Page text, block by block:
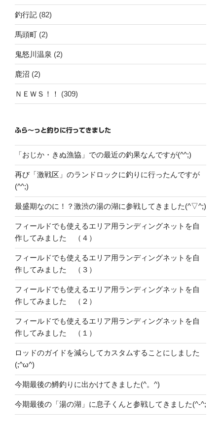
釣行記 (82)
馬頭町 (2)
鬼怒川温泉 (2)
鹿沼 (2)
ＮＥＷＳ！！ (309)
ふら～っと釣りに行ってきました
「おじか・きぬ漁協」での最近の釣果なんですが(^^;)
再び「激戦区」のランドロックに釣りに行ったんですが
(^^;)
最盛期なのに！？激渋の湯の湖に参戦してきました(^▽^;)
フィールドでも使えるエリア用ランディングネットを自
作してみました （４）
フィールドでも使えるエリア用ランディングネットを自
作してみました （３）
フィールドでも使えるエリア用ランディングネットを自
作してみました （２）
フィールドでも使えるエリア用ランディングネットを自
作してみました （１）
ロッドのガイドを減らしてカスタムすることにしました
(;^ω^)
今期最後の鱒釣りに出かけてきました(^。^)
今期最後の「湯の湖」に息子くんと参戦してきました(^-^;